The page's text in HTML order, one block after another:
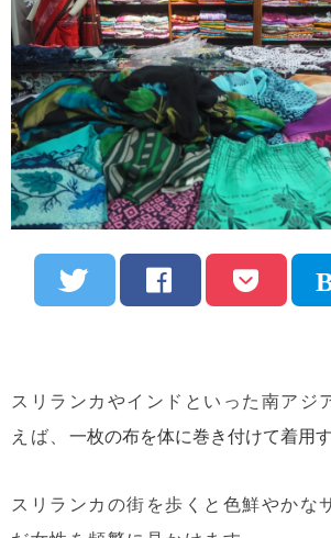
スリランカやインドといった南アジ
えば、 一枚の布を体に巻き付けて着用
スリランカの街を歩くと色鮮やかな